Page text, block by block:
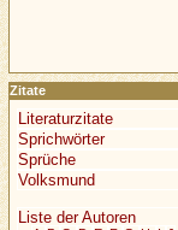
Zitate
Literaturzitate
Sprichwörter
Sprüche
Volksmund
Liste der Autoren